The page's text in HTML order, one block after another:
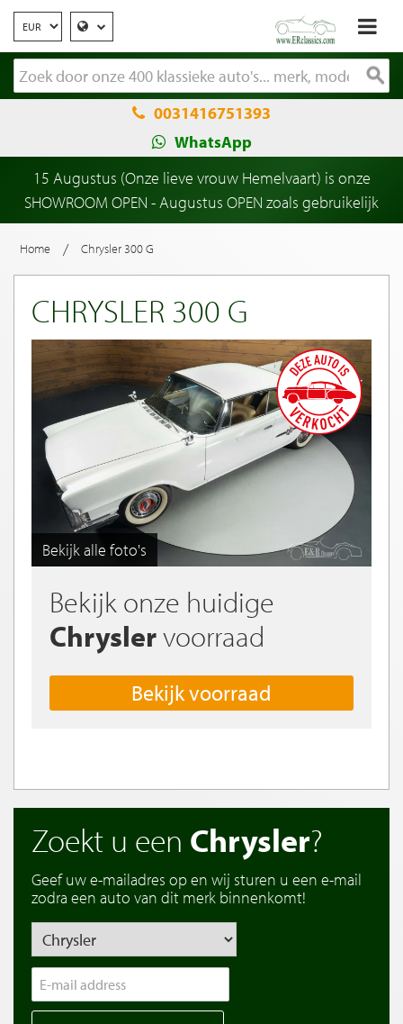
0031416751393
WhatsApp
15 Augustus (Onze lieve vrouw Hemelvaart) is onze
SHOWROOM OPEN - Augustus OPEN zoals gebruikelijk
Home / Chrysler 300 G
CHRYSLER 300 G
Bekijk alle foto's
Bekijk onze huidige
Chryslervoorraad
Bekijk voorraad
Zoekt u een Chrysler?
Geef uw e-mailadres op en wij sturen u een e-mail
zodra een auto van dit merk binnenkomt!